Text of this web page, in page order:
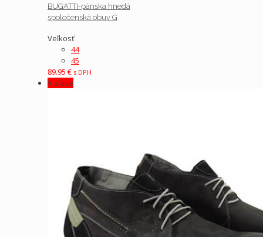
BUGATTI-pánska hnedá
spoločenská obuv G
Veľkosť
44
45
89.95 € s DPH
V zľave